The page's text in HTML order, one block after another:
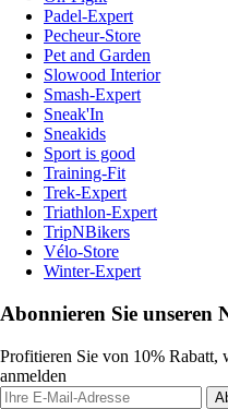
Padel-Expert
Pecheur-Store
Pet and Garden
Slowood Interior
Smash-Expert
Sneak'In
Sneakids
Sport is good
Training-Fit
Trek-Expert
Triathlon-Expert
TripNBikers
Vélo-Store
Winter-Expert
Abonnieren Sie unseren
Profitieren Sie von 10% Rabatt,
anmelden